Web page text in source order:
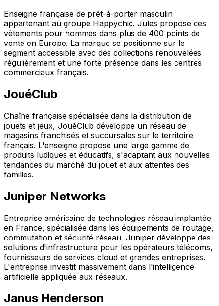
Enseigne française de prêt-à-porter masculin
appartenant au groupe Happychic. Jules propose des
vêtements pour hommes dans plus de 400 points de
vente en Europe. La marque se positionne sur le
segment accessible avec des collections renouvelées
régulièrement et une forte présence dans les centres
commerciaux français.
JouéClub
Chaîne française spécialisée dans la distribution de
jouets et jeux, JouéClub développe un réseau de
magasins franchisés et succursales sur le territoire
français. L'enseigne propose une large gamme de
produits ludiques et éducatifs, s'adaptant aux nouvelles
tendances du marché du jouet et aux attentes des
familles.
Juniper Networks
Entreprise américaine de technologies réseau implantée
en France, spécialisée dans les équipements de routage,
commutation et sécurité réseau. Juniper développe des
solutions d'infrastructure pour les opérateurs télécoms,
fournisseurs de services cloud et grandes entreprises.
L'entreprise investit massivement dans l'intelligence
artificielle appliquée aux réseaux.
Janus Henderson